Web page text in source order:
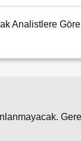
Analistlere Göre